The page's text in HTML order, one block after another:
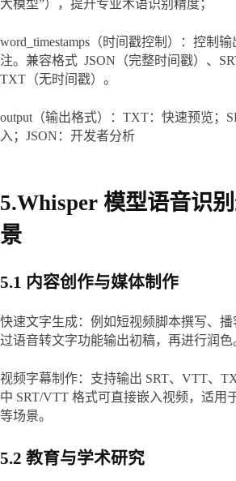
大模型”），提升专业术语识别精度；
word_timestamps（时间戳控制）：控制
注。兼容格式  JSON（完整时间戳）、
TXT（无时间戳）。
output（输出格式）：TXT：快速预览；
入；JSON：开发者分析
5.Whisper 模型语音识
景
5.1 内容创作与媒体制作
快速文字生成：例如短视频脚本撰写、
过语音转文字功能输出初稿，再进行润色
视频字幕制作：支持输出 SRT、VTT、
中 SRT/VTT 格式可直接嵌入视频，适用
等场景。
5.2 教育与学术研究